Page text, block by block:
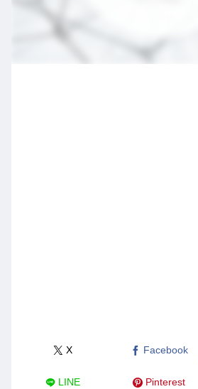
X Facebook
LINE Pinterest